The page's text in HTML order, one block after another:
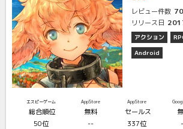
レビュー件数 70
リリース日
アクション
Android
エスピーゲーム
総合順位
50位
AppStore
無料
--
AppStore
セールス
337位